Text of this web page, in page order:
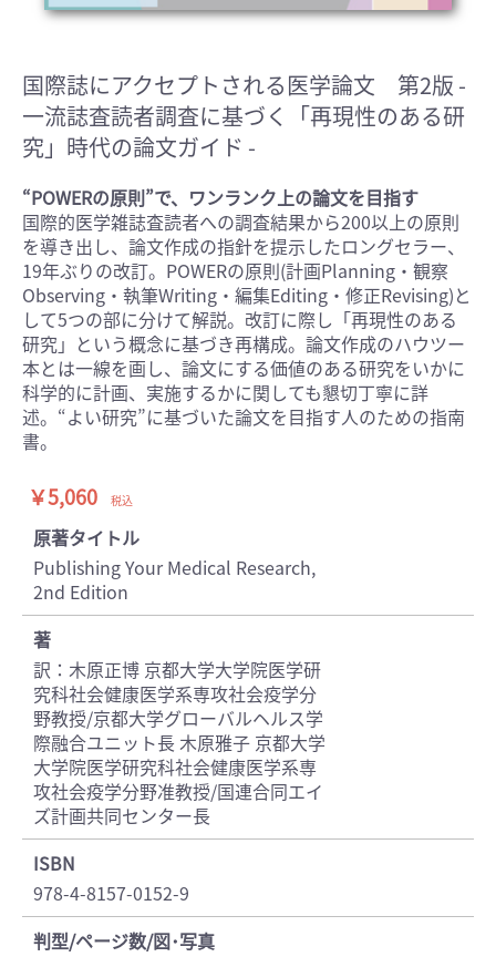
国際誌にアクセプトされる医学論文 第2版 -
一流誌査読者調査に基づく「再現性のある研
究」時代の論文ガイド -
“POWERの原則”で、ワンランク上の論文を目指す
国際的医学雑誌査読者への調査結果から200以上の原則
を導き出し、論文作成の指針を提示したロングセラー、
19年ぶりの改訂。POWERの原則(計画Planning・観察
Observing・執筆Writing・編集Editing・修正Revising)と
して5つの部に分けて解説。改訂に際し「再現性のある
研究」という概念に基づき再構成。論文作成のハウツー
本とは一線を画し、論文にする価値のある研究をいかに
科学的に計画、実施するかに関しても懇切丁寧に詳
述。“よい研究”に基づいた論文を目指す人のための指南
書。
￥5,060 税込
原著タイトル
Publishing Your Medical Research,
2nd Edition
著
訳：木原正博 京都大学大学院医学研
究科社会健康医学系専攻社会疫学分
野教授/京都大学グローバルヘルス学
際融合ユニット長 木原雅子 京都大学
大学院医学研究科社会健康医学系専
攻社会疫学分野准教授/国連合同エイ
ズ計画共同センター長
ISBN
978-4-8157-0152-9
判型/ページ数/図･写真